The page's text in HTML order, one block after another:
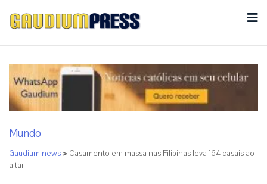
Mundo
Gaudium news > Casamento em massa nas Filipinas leva 164 casais ao
altar